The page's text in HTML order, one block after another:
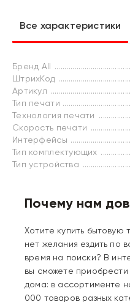
Все характеристики
Бренд All
ШтрихКод
Артикул
Тип печати
Технология печати
Скорость печати
Интерфейсы
Тип комплектующих
Тип устройства
Почему нам
Хотите купить бытовую
нет желания ездить по
время на поиски? В
вы сможете
дома: в ассортименте
000 товаров разных